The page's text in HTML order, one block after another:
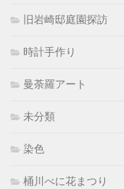
旧岩崎邸庭園探訪
時計手作り
曼荼羅アート
未分類
染色
桶川べに花まつり